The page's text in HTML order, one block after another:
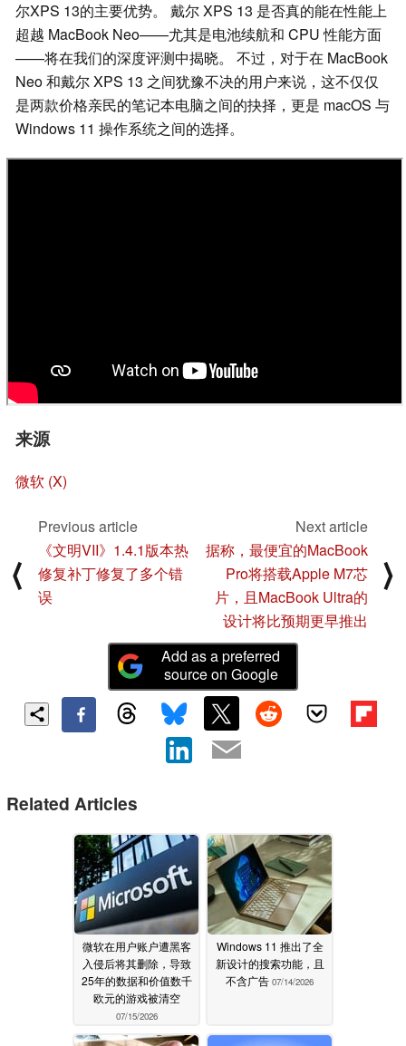
尔XPS 13的主要优势。 戴尔 XPS 13 是否真的能在性能上
超越 MacBook Neo——尤其是电池续航和 CPU 性能方面
——将在我们的深度评测中揭晓。 不过，对于在 MacBook
Neo 和戴尔 XPS 13 之间犹豫不决的用户来说，这不仅仅
是两款价格亲民的笔记本电脑之间的抉择，更是 macOS 与
Windows 11 操作系统之间的选择。
来源
微软 (X)
⟨
Previous article
《文明VII》1.4.1版本热
修复补丁修复了多个错
误
Next article
据称，最便宜的MacBook
Pro将搭载Apple M7芯
片，且MacBook Ultra的
设计将比预期更早推出
⟩
Add as a preferred
source on Google
Related Articles
微软在用户账户遭黑客
入侵后将其删除，导致
25年的数据和价值数千
欧元的游戏被清空
07/15/2026
Windows 11 推出了全
新设计的搜索功能，且
不含广告 07/14/2026